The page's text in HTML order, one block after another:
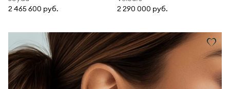
2 465 600 руб.
2 290 000 руб.